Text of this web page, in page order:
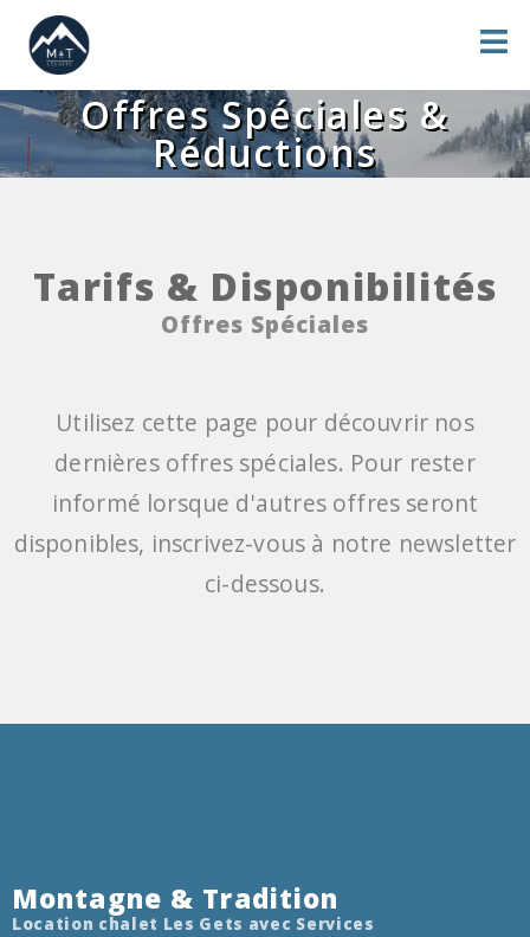
Offres Spéciales &
Réductions
Tarifs & Disponibilités
Offres Spéciales
Utilisez cette page pour découvrir nos
dernières offres spéciales. Pour rester
informé lorsque d'autres offres seront
disponibles, inscrivez-vous à notre newsletter
ci-dessous.
Montagne & Tradition
Location chalet Les Gets avec Services